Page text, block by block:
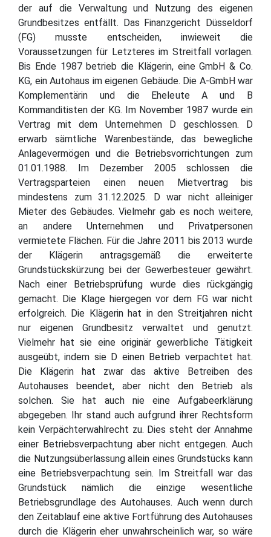
der auf die Verwaltung und Nutzung des eigenen
Grundbesitzes entfällt. Das Finanzgericht Düsseldorf
(FG) musste entscheiden, inwieweit die
Voraussetzungen für Letzteres im Streitfall vorlagen.
Bis Ende 1987 betrieb die Klägerin, eine GmbH & Co.
KG, ein Autohaus im eigenen Gebäude. Die A-GmbH war
Komplementärin und die Eheleute A und B
Kommanditisten der KG. Im November 1987 wurde ein
Vertrag mit dem Unternehmen D geschlossen. D
erwarb sämtliche Warenbestände, das bewegliche
Anlagevermögen und die Betriebsvorrichtungen zum
01.01.1988. Im Dezember 2005 schlossen die
Vertragsparteien einen neuen Mietvertrag bis
mindestens zum 31.12.2025. D war nicht alleiniger
Mieter des Gebäudes. Vielmehr gab es noch weitere,
an andere Unternehmen und Privatpersonen
vermietete Flächen. Für die Jahre 2011 bis 2013 wurde
der Klägerin antragsgemäß die erweiterte
Grundstückskürzung bei der Gewerbesteuer gewährt.
Nach einer Betriebsprüfung wurde dies rückgängig
gemacht. Die Klage hiergegen vor dem FG war nicht
erfolgreich. Die Klägerin hat in den Streitjahren nicht
nur eigenen Grundbesitz verwaltet und genutzt.
Vielmehr hat sie eine originär gewerbliche Tätigkeit
ausgeübt, indem sie D einen Betrieb verpachtet hat.
Die Klägerin hat zwar das aktive Betreiben des
Autohauses beendet, aber nicht den Betrieb als
solchen. Sie hat auch nie eine Aufgabeerklärung
abgegeben. Ihr stand auch aufgrund ihrer Rechtsform
kein Verpächterwahlrecht zu. Dies steht der Annahme
einer Betriebsverpachtung aber nicht entgegen. Auch
die Nutzungsüberlassung allein eines Grundstücks kann
eine Betriebsverpachtung sein. Im Streitfall war das
Grundstück nämlich die einzige wesentliche
Betriebsgrundlage des Autohauses. Auch wenn durch
den Zeitablauf eine aktive Fortführung des Autohauses
durch die Klägerin eher unwahrscheinlich war, so wäre